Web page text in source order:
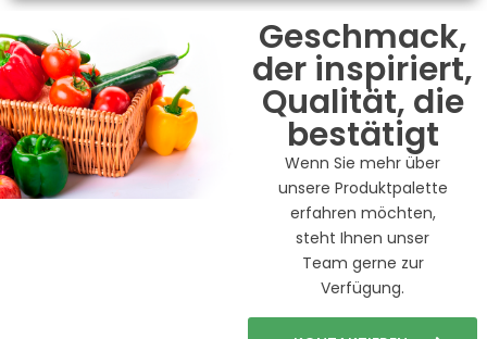
Geschmack,
der inspiriert,
Qualität, die
bestätigt
Wenn Sie mehr über
unsere Produktpalette
erfahren möchten,
steht Ihnen unser
Team gerne zur
Verfügung.